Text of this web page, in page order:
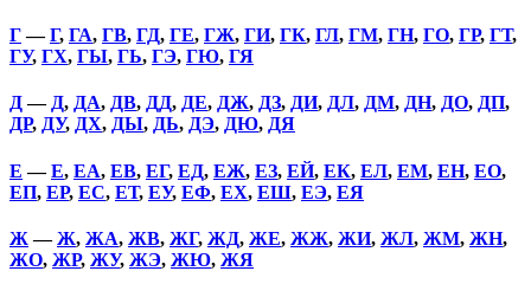
Г—Г, ГА, ГВ, ГД, ГЕ, ГЖ, ГИ, ГК, ГЛ, ГМ, ГН, ГО, ГР, ГТ,
ГУ, ГХ, ГЫ, ГЬ, ГЭ, ГЮ, ГЯ
Д— Д, ДА, ДВ, ДД, ДЕ, ДЖ, ДЗ, ДИ, ДЛ, ДМ, ДН, ДО, ДП,
ДР, ДУ, ДХ, ДЫ, ДЬ, ДЭ, ДЮ, ДЯ
Е —Е, ЕА, ЕВ, ЕГ, ЕД, ЕЖ, ЕЗ, ЕЙ, ЕК, ЕЛ, ЕМ, ЕН, ЕО,
ЕП, ЕР, ЕС, ЕТ, ЕУ, ЕФ, ЕХ, ЕШ, ЕЭ, ЕЯ
Ж —Ж, ЖА, ЖВ, ЖГ, ЖД, ЖЕ, ЖЖ, ЖИ, ЖЛ, ЖМ, ЖН,
ЖО, ЖР, ЖУ, ЖЭ, ЖЮ, ЖЯ